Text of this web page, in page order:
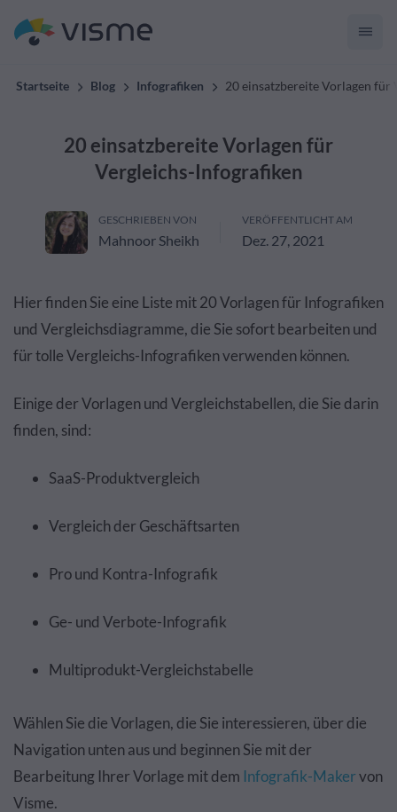
Startseite Blog Infografiken 20 einsatzbereite Vorlagen für
20 einsatzbereite Vorlagen für
Vergleichs-Infografiken
GESCHRIEBEN VON
Mahnoor Sheikh
VERÖFFENTLICHT AM
Dez. 27, 2021
Hier finden Sie eine Liste mit 20 Vorlagen für Infografiken
und Vergleichsdiagramme, die Sie sofort bearbeiten und
für tolle Vergleichs-Infografiken verwenden können.
Einige der Vorlagen und Vergleichstabellen, die Sie darin
finden, sind:
SaaS-Produktvergleich
Vergleich der Geschäftsarten
Pro und Kontra-Infografik
Ge- und Verbote-Infografik
Multiprodukt-Vergleichstabelle
Wählen Sie die Vorlagen, die Sie interessieren, über die
Navigation unten aus und beginnen Sie mit der
Bearbeitung Ihrer Vorlage mit dem Infografik-Makervon
Visme.